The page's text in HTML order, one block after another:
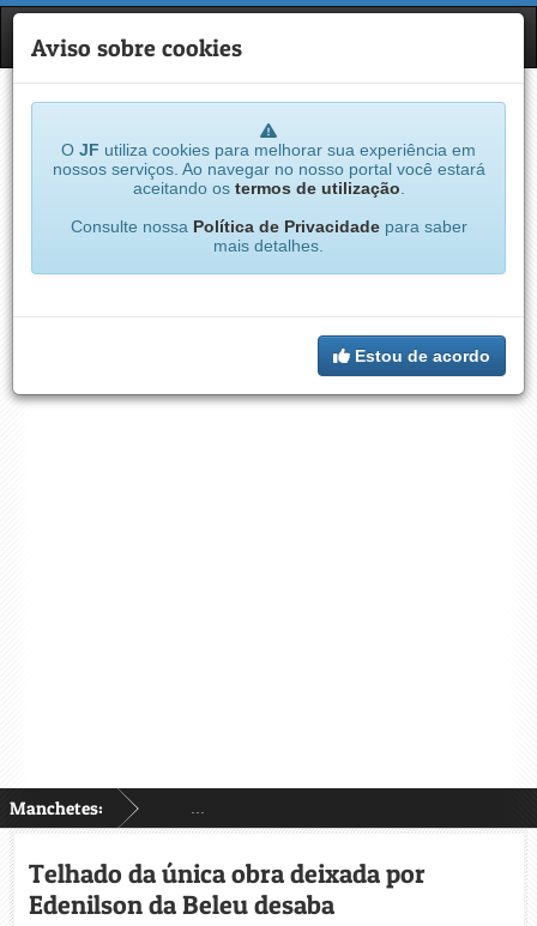
JF
Manchetes:
Aviso sobre cookies
O JF utiliza cookies para melhorar sua experiência em
nossos serviços. Ao navegar no nosso portal você estará
aceitando os termos de utilização
Consulte nossa Política de Privacidadepara saber
mais detalhes.
Estou de acordo
Telhado da única obra deixada por
Edenilson da Beleu desaba